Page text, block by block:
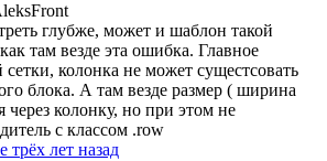
глубже, может и шаблон такой
там везде эта ошибка. Главное
колонка не может сущестсовать
блока. А там везде размер ( ширина
через колонку, но при этом не
c классом .row
трёх лет назад